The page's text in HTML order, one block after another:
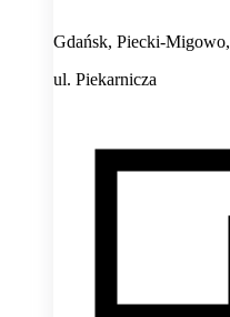
Gdańsk, Piecki-Migowo,
ul. Piekarnicza